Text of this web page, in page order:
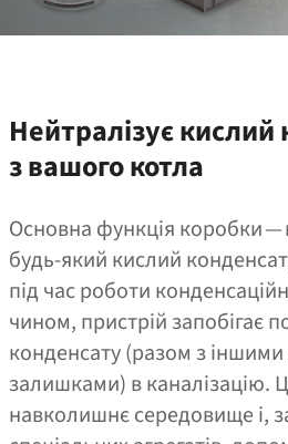
Нейтралізує кислий
з вашого котла
Основна функція коробки —
будь-який кислий
під час роботи
чином, пристрій запобігає
конденсату (разом з
залишками) в каналізацію.
навколишнє середовище і,